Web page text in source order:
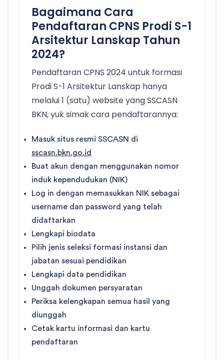
Bagaimana Cara
Pendaftaran CPNS Prodi S-1
Arsitektur Lanskap Tahun
2024?
Pendaftaran CPNS 2024 untuk formasi
Prodi S-1 Arsitektur Lanskap hanya
melalui 1 (satu) website yang SSCASN
BKN, yuk simak cara pendaftarannya:
Masuk situs resmi SSCASN di
sscasn.bkn.go.id
Buat akun dengan menggunakan nomor
induk kependudukan (NIK)
Log in dengan memasukkan NIK sebagai
username dan password yang telah
didaftarkan
Lengkapi biodata
Pilih jenis seleksi formasi instansi dan
jabatan sesuai pendidikan
Lengkapi data pendidikan
Unggah dokumen persyaratan
Periksa kelengkapan semua hasil yang
diunggah
Cetak kartu informasi dan kartu
pendaftaran